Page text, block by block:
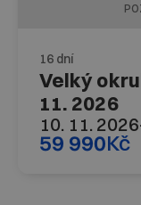
16 dní
Velký
11. 2026
10. 11. 2026
59 990Kč